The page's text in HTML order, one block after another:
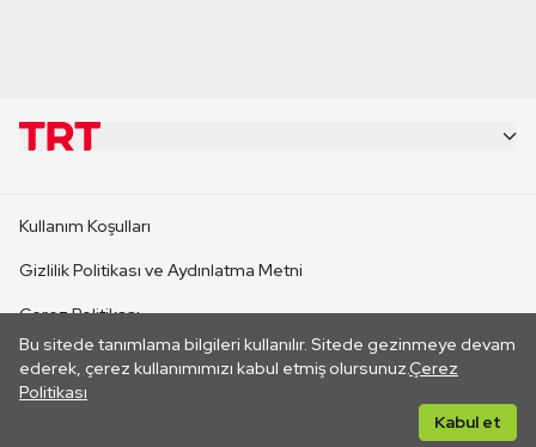
Bu sitede tanımlama bilgileri kullanılır. Sitede gezinmeye devam
ederek, çerez kullanımımızı kabul etmiş olursunuz.Çerez
Politikası
Kabul et
CANLI YAYINLAR
Kullanım Koşulları
Gizlilik Politikası ve Aydınlatma Metni
Çerez Politikası
İletişim
Her hakkı saklıdır. ©2026 TRT. Bağlantı yoluyla gidilen dış